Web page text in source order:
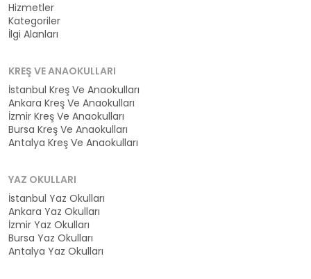
Hizmetler
Kategoriler
İlgi Alanları
KREŞ VE ANAOKULLARI
İstanbul Kreş Ve Anaokulları
Ankara Kreş Ve Anaokulları
İzmir Kreş Ve Anaokulları
Bursa Kreş Ve Anaokulları
Antalya Kreş Ve Anaokulları
YAZ OKULLARI
İstanbul Yaz Okulları
Ankara Yaz Okulları
İzmir Yaz Okulları
Bursa Yaz Okulları
Antalya Yaz Okulları